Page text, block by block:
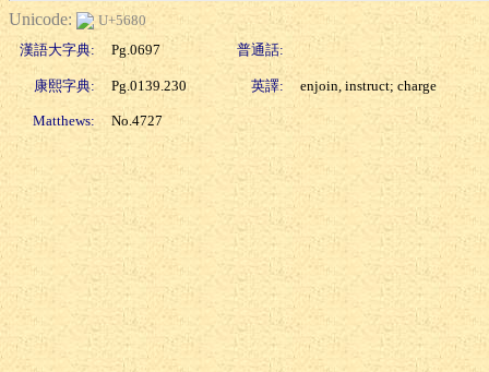
Unicode:
U+5680
漢語大字典:
Pg.0697 普通話:
康熙字典: Pg.0139.230 英譯: enjoin, instruct; charge
Matthews: No.4727